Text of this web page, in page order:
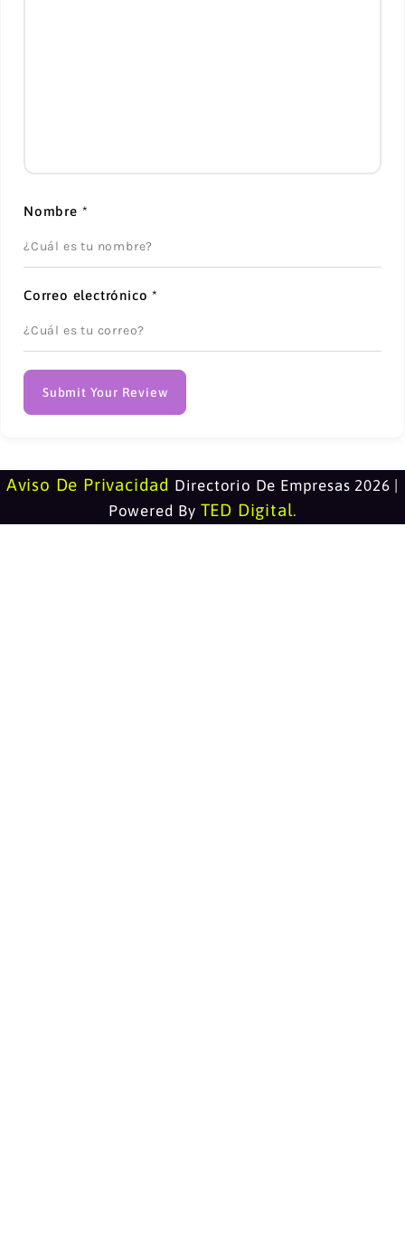
Nombre *
Correo electrónico*
Submit Your Review
Aviso De Privacidad Directorio De Empresas 2026 |
Powered By TED Digital.